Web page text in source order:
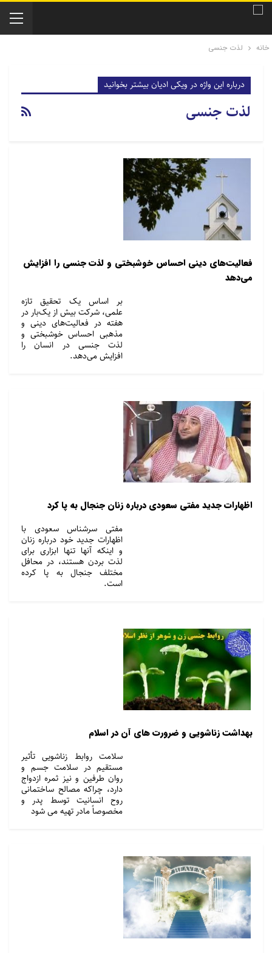
خانه لذت جنسی
درباره این واژه در ویکی ادیان بیشتر بخوانید
لذت جنسی
فعالیت‌های دینی احساس خوشبختی و لذت جنسی را افزایش
می‌دهد
بر اساس یک تحقیق تازه
علمی، شرکت بیش از یک‌بار در
هفته در فعالیت‌های دینی و
مذهبی احساس خوشبختی و
لذت جنسی در انسان را
افزایش می‌دهد.
اظهارات جدید مفتی سعودی درباره زنان جنجال به پا کرد
مفتی سرشناس سعودی با
اظهارات جدید خود درباره زنان
و اینکه آنها تنها ابزاری برای
لذت بردن هستند، در محافل
مختلف جنجال به پا کرده
است.
بهداشت زناشویی و ضرورت­ های آن در اسلام
سلامت روابط زناشویی تأثیر
مستقیم در سلامت جسم و
روان طرفین و نیز ثمره ازدواج
دارد، چراکه مصالح ساختمانی
روح انسانیت توسط پدر و
مخصوصاً مادر تهیه می ­شود